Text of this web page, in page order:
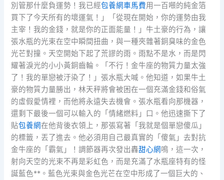
別管那什麼負運勢！我已經包養網車馬費用一百噸的純金箔
買下了今天所有的壞運氣！」「從現在開始，你的運勢由我
主宰！我的金錢，就是你的正面能量！」牛土豪的行為，讓
張水瓶的光束在空中瞬間扭曲，與一種夾雜著銅臭味的金色
光芒對撞。天空開始下起了荒謬的雨。雨點不是水，而是閃
耀著淚光的小小黃銅齒輪。「不行！金牛座的物質力量太強
了！我的單戀被汙染了！」張水瓶大喊。他知道，如果牛土
豪的物質力量勝出，林天秤將會被困在一個充滿金錢和俗氣
的虛假愛情裡，而他將永遠失去機會。張水瓶看向那機器，
還剩下最後一個可以輸入的「情緒燃料」口。他迅速撕下了
貼包養網在他背後衣領上，那張寫著「我就是個單戀傻瓜」
的標籤，丟了進去。他必須用自己最真實的「傻氣」去對抗
金牛座的「霸氣」！調節器再次發出轟甜心網鳴，這一次，
射向天空的光束不再是彩虹色，而是充滿了水瓶座特有的怪
誕藍色**。藍色光束與金色光芒在空中形成了一個巨大的、